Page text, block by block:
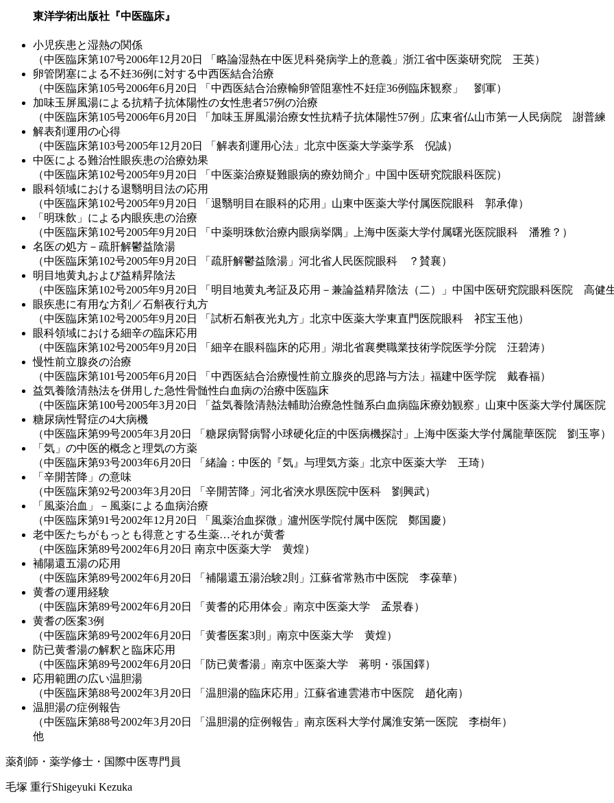
東洋学術出版社『中医臨床』
小児疾患と湿熱の関係
（中医臨床第107号2006年12月20日 「略論湿熱在中医児科発病学上的意義」浙江省中医薬研究院 王英）
卵管閉塞による不妊36例に対する中西医結合治療
（中医臨床第105号2006年6月20日 「中西医結合治療輸卵管阻塞性不妊症36例臨床観察」 劉軍）
加味玉屏風湯による抗精子抗体陽性の女性患者57例の治療
（中医臨床第105号2006年6月20日 「加味玉屏風湯治療女性抗精子抗体陽性57例」広東省仏山市第一人民病院 謝普
解表剤運用の心得
（中医臨床第103号2005年12月20日 「解表剤運用心法」北京中医薬大学薬学系 倪誠）
中医による難治性眼疾患の治療効果
（中医臨床第102号2005年9月20日 「中医薬治療疑難眼病的療効簡介」中国中医研究院眼科医院）
眼科領域における退翳明目法の応用
（中医臨床第102号2005年9月20日 「退翳明目在眼科的応用」山東中医薬大学付属医院眼科 郭承偉）
「明珠飲」による内眼疾患の治療
（中医臨床第102号2005年9月20日 「中薬明珠飲治療内眼病挙隅」上海中医薬大学付属曙光医院眼科 潘雅？）
名医の処方－疏肝解鬱益陰湯
（中医臨床第102号2005年9月20日 「疏肝解鬱益陰湯」河北省人民医院眼科 ？賛襄）
明目地黄丸および益精昇陰法
（中医臨床第102号2005年9月20日 「明目地黄丸考証及応用－兼論益精昇陰法（二）」中国中医研究院眼科医院 高健
眼疾患に有用な方剤／石斛夜行丸方
（中医臨床第102号2005年9月20日 「試析石斛夜光丸方」北京中医薬大学東直門医院眼科 祁宝玉他）
眼科領域における細辛の臨床応用
（中医臨床第102号2005年9月20日 「細辛在眼科臨床的応用」湖北省襄樊職業技術学院医学分院 汪碧涛）
慢性前立腺炎の治療
（中医臨床第101号2005年6月20日 「中西医結合治療慢性前立腺炎的思路与方法」福建中医学院 戴春福）
益気養陰清熱法を併用した急性骨髄性白血病の治療中医臨床
（中医臨床第100号2005年3月20日 「益気養陰清熱法輔助治療急性髄系白血病臨床療効観察」山東中医薬大学付属医
糖尿病性腎症の4大病機
（中医臨床第99号2005年3月20日 「糖尿病腎病腎小球硬化症的中医病機探討」上海中医薬大学付属龍華医院 劉玉寧）
「気」の中医的概念と理気の方薬
（中医臨床第93号2003年6月20日 「緒論：中医的『気』与理気方薬」北京中医薬大学 王琦）
「辛開苦降」の意味
（中医臨床第92号2003年3月20日 「辛開苦降」河北省浹水県医院中医科 劉興武）
「風薬治血」－風薬による血病治療
（中医臨床第91号2002年12月20日 「風薬治血探微」瀘州医学院付属中医院 鄭国慶）
老中医たちがもっとも得意とする生薬…それが黄耆
（中医臨床第89号2002年6月20日 南京中医薬大学 黄煌）
補陽還五湯の応用
（中医臨床第89号2002年6月20日 「補陽還五湯治験2則」江蘇省常熟市中医院 李葆華）
黄耆の運用経験
（中医臨床第89号2002年6月20日 「黄耆的応用体会」南京中医薬大学 孟景春）
黄耆の医案3例
（中医臨床第89号2002年6月20日 「黄耆医案3則」南京中医薬大学 黄煌）
防已黄耆湯の解釈と臨床応用
（中医臨床第89号2002年6月20日 「防已黄耆湯」南京中医薬大学 蒋明・張国鐸）
応用範囲の広い温胆湯
（中医臨床第88号2002年3月20日 「温胆湯的臨床応用」江蘇省連雲港市中医院 趙化南）
温胆湯の症例報告
（中医臨床第88号2002年3月20日 「温胆湯的症例報告」南京医科大学付属淮安第一医院 李樹年）
他
薬剤師・薬学修士・国際中医専門員
毛塚 重行Shigeyuki Kezuka